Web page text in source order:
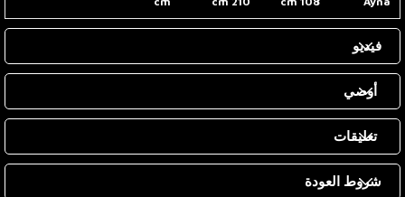
فيديو
أوصي
تعليقات
شروط العودة